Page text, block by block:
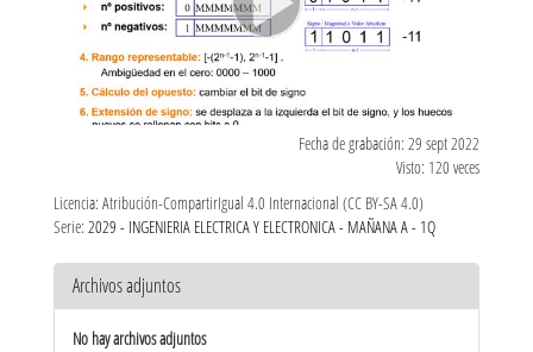
Fecha de grabación: 29 sept 2022
Visto: 120 veces
Licencia: Atribución-CompartirIgual 4.0 Internacional (CC BY-SA 4.0)
Serie: 2029 - INGENIERIA ELECTRICA Y ELECTRONICA - MAÑANA A - 1Q
Archivos adjuntos
No hay archivos adjuntos